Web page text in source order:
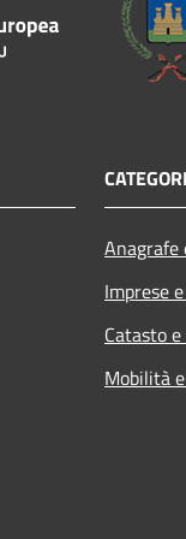
Imprese
Catasto
Mobilità